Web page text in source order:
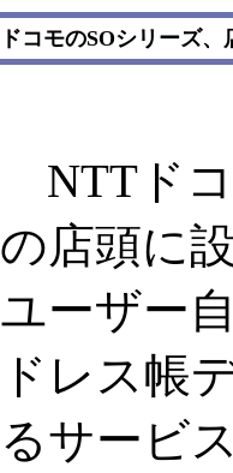
ドコモのSOシリーズ
NTTド
の店頭に
ユーザー
ドレス帳
るサービ